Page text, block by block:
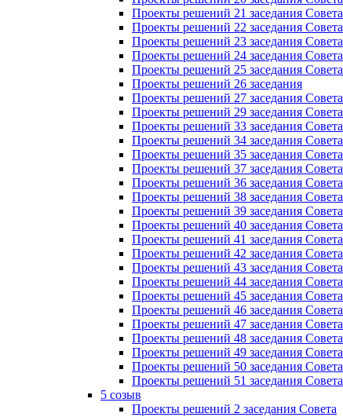
Проекты решений 21 заседания Совета
Проекты решений 22 заседания Совета
Проекты решений 23 заседания Совета
Проекты решений 24 заседания Совета
Проекты решений 25 заседания Совета
Проекты решений 26 заседания
Проекты решений 27 заседания Совета
Проекты решений 29 заседания Совета
Проекты решений 33 заседания Совета
Проекты решений 34 заседания Совета
Проекты решений 35 заседания Совета
Проекты решений 37 заседания Совета
Проекты решений 36 заседания Совета
Проекты решений 38 заседания Совета
Проекты решений 39 заседания Совета
Проекты решений 40 заседания Совета
Проекты решений 41 заседания Совета
Проекты решений 42 заседания Совета
Проекты решений 43 заседания Совета
Проекты решений 44 заседания Совета
Проекты решений 45 заседания Совета
Проекты решений 46 заседания Совета
Проекты решений 47 заседания Совета
Проекты решений 48 заседания Совета
Проекты решений 49 заседания Совета
Проекты решений 50 заседания Совета
Проекты решений 51 заседания Совета
5 созыв
Проекты решений 2 заседания Совета